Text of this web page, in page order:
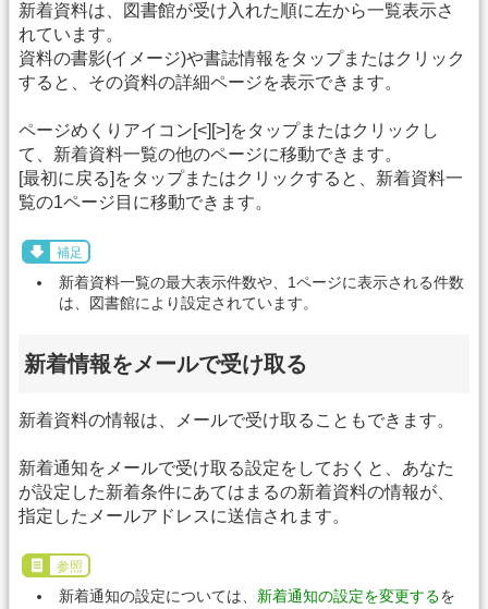
新着資料は、図書館が受け入れた順に左から一覧表示さ
れています。
資料の書影(イメージ)や書誌情報をタップまたはクリック
すると、その資料の詳細ページを表示できます。
ページめくりアイコン[<][>]をタップまたはクリックし
て、新着資料一覧の他のページに移動できます。
[最初に戻る]をタップまたはクリックすると、新着資料一
覧の1ページ目に移動できます。
補足
新着資料一覧の最大表示件数や、1ページに表示される件数
は、図書館により設定されています。
新着情報をメールで受け取る
新着資料の情報は、メールで受け取ることもできます。
新着通知をメールで受け取る設定をしておくと、あなた
が設定した新着条件にあてはまるの新着資料の情報が、
指定したメールアドレスに送信されます。
参照
新着通知の設定については、 新着通知の設定を変更するを